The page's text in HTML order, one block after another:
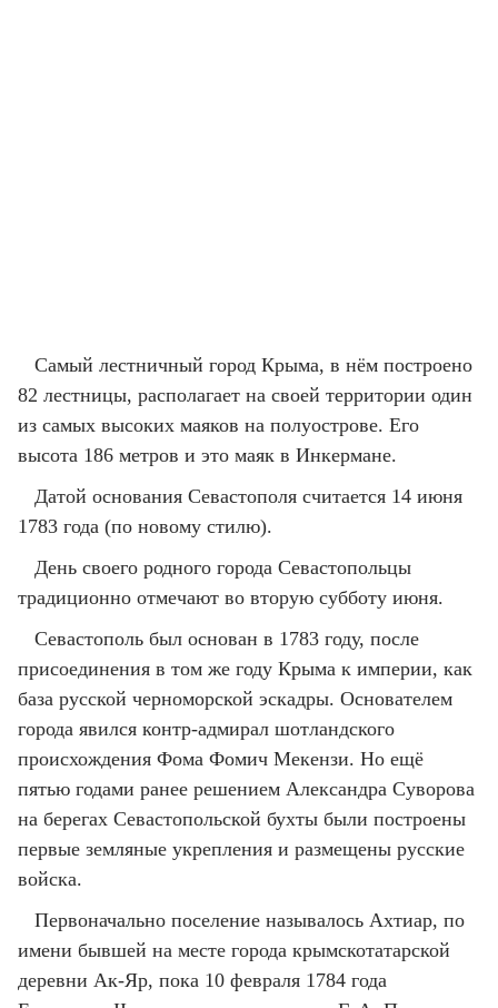
Самый лестничный город Крыма, в нём построено
82 лестницы, располагает на своей территории один
из самых высоких маяков на полуострове. Его
высота 186 метров и это маяк в Инкермане.
Датой основания Севастополя считается 14 июня
1783 года (по новому стилю).
День своего родного города Севастопольцы
традиционно отмечают во вторую субботу июня.
Севастополь был основан в 1783 году, после
присоединения в том же году Крыма к империи, как
база русской черноморской эскадры. Основателем
города явился контр-адмирал шотландского
происхождения Фома Фомич Мекензи. Но ещё
пятью годами ранее решением Александра Суворова
на берегах Севастопольской бухты были построены
первые земляные укрепления и размещены русские
войска.
Первоначально поселение называлось Ахтиар, по
имени бывшей на месте города крымскотатарской
деревни Ак-Яр, пока 10 февраля 1784 года